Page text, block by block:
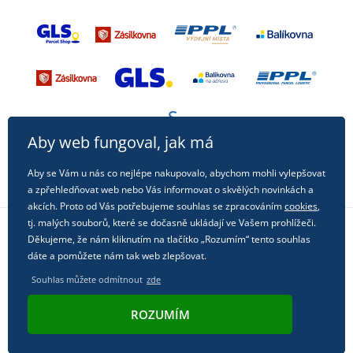
Sledujte nás na sociálních sítích
Aby web fungoval, jak má
Aby se Vám u nás co nejlépe nakupovalo, abychom mohli vylepšovat
a zpřehledňovat web nebo Vás informovat o skvělých novinkách a
akcích. Proto od Vás potřebujeme souhlas se zpracovánímcookies,
tj. malých souborů, které se dočasně ukládají ve Vašem prohlížeči.
Děkujeme, že nám kliknutím na tlačítko „Rozumím“ tento souhlas
dáte a pomůžete nám tak web zlepšovat.
Souhlas můžete odmítnout zde
ROZUMÍM